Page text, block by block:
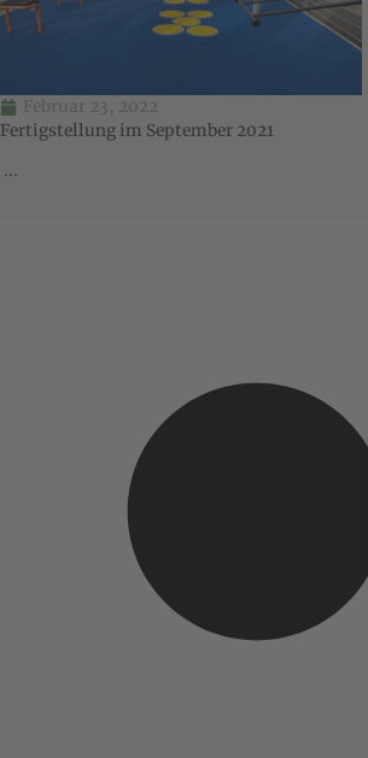
Februar 23, 2022
Fertigstellung im September 2021
...